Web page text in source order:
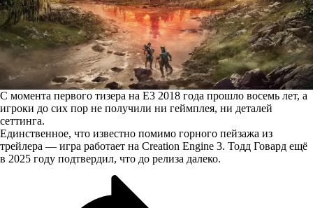
С момента первого тизера на E3 2018 года прошло восемь лет, а
игроки до сих пор не получили ни геймплея, ни деталей
сеттинга.
Единственное, что известно помимо горного пейзажа из
трейлера — игра работает на Creation Engine 3. Тодд Говард ещё
в 2025 году подтвердил, что до релиза далеко.